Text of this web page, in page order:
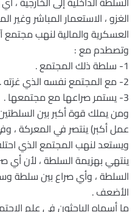
الغزو ، الاستعمار المباشر وغير
العسكرية والمالية لنهب مجتمع
وتصطدم مع :
1- سلطة ذلك المجتمع .
2- مع المجتمع نفسه الذي غزته .
3- يستمر صراعها مع مجتمعها .
ومن يملك قوة أكبر بين السلطتين
عمل أكبر) ينتصر في المعركة ،
ويستعد لنهب المجتمع الذي
ينتهي بهزيمة السلطة ، لأن أي
السلطة ، وأي صراع بين سلطة
الأضعف .
ما أسماه الباحثون في علم